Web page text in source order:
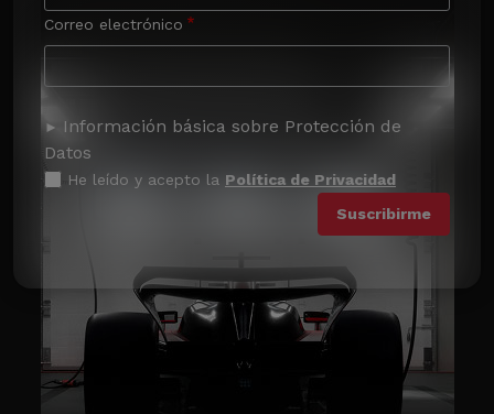
Correo electrónico
Información básica sobre Protección de
Datos
He leído y acepto la Política de Privacidad